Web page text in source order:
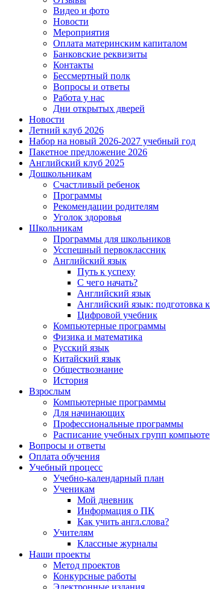
Видео и фото
Новости
Мероприятия
Оплата материнским капиталом
Банковские реквизиты
Контакты
Бессмертный полк
Вопросы и ответы
Работа у нас
Дни открытых дверей
Новости
Летний клуб 2026
Набор на новый 2026-2027 учебный год
Пакетное предложение 2026
Английский клуб 2025
Дошкольникам
Счастливый ребенок
Программы
Рекомендации родителям
Уголок здоровья
Школьникам
Программы для школьников
Усспешный первоклассник
Английский язык
Путь к успеху
С чего начать?
Английский язык
Английский язык: подготовка
Цифровой учебник
Компьютерные программы
Физика и математика
Русский язык
Китайский язык
Обществознание
История
Взрослым
Компьютерные программы
Для начинающих
Профессиональные программы
Расписание учебных групп
Вопросы и ответы
Оплата обучения
Учебный процесс
Учебно-календарный план
Ученикам
Мой дневник
Информация о ПК
Как учить англ.слова?
Учителям
Классные журналы
Наши проекты
Метод проектов
Конкурсные работы